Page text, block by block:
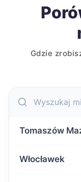
Gdzie
Tomaszów
Włocławek